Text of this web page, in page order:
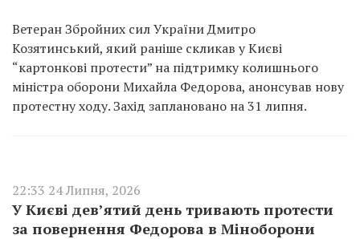
Ветеран Збройних сил України Дмитро
Козятинський, який раніше скликав у Києві
“картонкові протести” на підтримку колишнього
міністра оборони Михайла Федорова, анонсував нову
протестну ходу. Захід заплановано на 31 липня.
22:33 24 Липня, 2026
У Києві дев’ятий день тривають протести
за повернення Федорова в Міноборони